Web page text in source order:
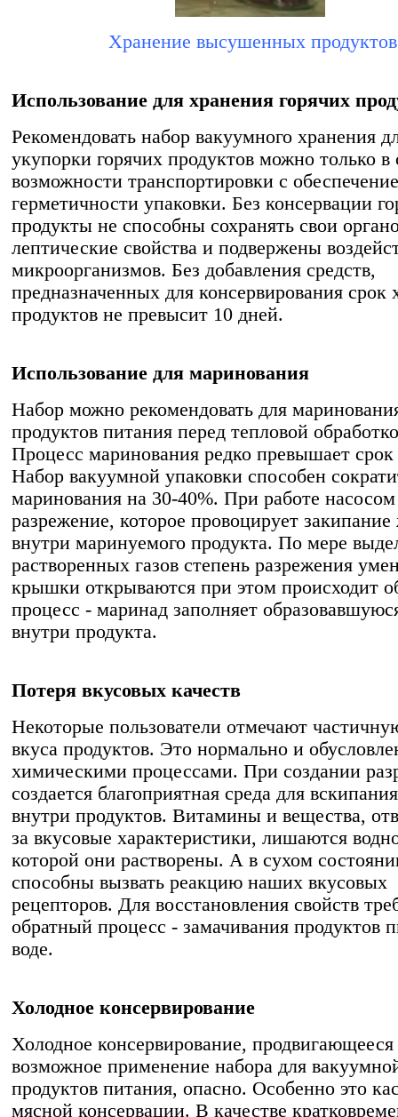
Хранение высушенных продуктов
Использование для хранения горячих
Рекомендовать набор вакуумного хранения
укупорки горячих продуктов можно только
возможности транспортировки с
герметичности упаковки. Без консервации
продукты не способны сохранять свои
лептические свойства и подвержены
микроорганизмов. Без добавления средств,
предназначенных для консервирования срок
продуктов не превысит 10 дней.
Использование для маринования
Набор можно рекомендовать для
продуктов питания перед тепловой
Процесс маринования редко превышает срок
Набор вакуумной упаковки способен
маринования на 30-40%. При работе насосом
разрежение, которое провоцирует
внутри маринуемого продукта. По мере
растворенных газов степень разрежения
крышки открываются при этом происходит
процесс - маринад заполняет
внутри продукта.
Потеря вкусовых качеств
Некоторые пользователи отмечают
вкуса продуктов. Это нормально и
химическими процессами. При создании
создается благоприятная среда для
внутри продуктов. Витамины и вещества,
за вкусовые характеристики, лишаются
которой они растворены. А в сухом
способны вызвать реакцию наших вкусовых
рецепторов. Для восстановления свойств
обратный процесс - замачивания продуктов
воде.
Холодное консервирование
Холодное консервирование, продвигающееся
возможное применение набора для
продуктов питания, опасно. Особенно это
мясной консервации. В качестве